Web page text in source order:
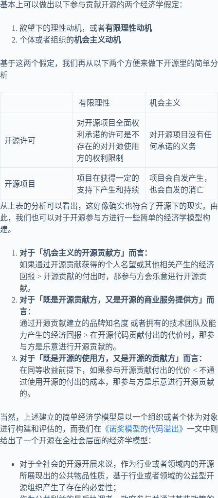
基本上可以做出以下参与贡献开源的两个经济学假定：
欲望下的理性动机，或者有限理性动机
个体或者组织的机会主义动机
基于这两个假定，我们再从以下两个方便来做下开源里的简单分
析
有限理性 机会主义
开源许可
对开源项目全面权
利承诺的许可是不
存在的对开源使用
方的权利限制
对开源项目没有任
何承诺的义务
开源项目
项目在获得一定的
支持下产生和持续
项目会自发产生，
也会自发的消亡
从上表的分析可以看出，这好像确实也符合了开源下的现实。由
此，我们也可以对于开源参与方进行一些简单的经济学模型构
建。
对于「机会主义的开源贡献方」而言：
如果通过开源贡献获得的个人名望或其他相关产生的经济
回报 > 开源贡献的付出时，那参与方会乐意进行开源贡
献。
对于「既是开源贡献方，又是开源的商业服务提供方」而
言：
通过开源贡献建立的品牌知名度 或者拥有的技术团队及能
力产生的经济回报 > 在开源代码贡献付出的代价时，那参
与方是乐意进行开源贡献的。
对于「既是开源的使用方，又是开源的贡献方」而言：
在同等收益前提下，如果参与开源贡献付出的代价 < 不通
过使用开源的付出的成本，那参与方是乐意进行开源贡献
的。
当然，上述建立的简单经济学模型是以一个组织或者个体为对象
进行构建和评估的，而我们在 《诺奖模型的代码溢出》 一文中则
给出了一个开源在全社会层面的经济学模型：
对于全社会的开源开展来说，作为行业或者领域内的开源
所展现出的公共物品性质，基于行业或者领域的公益型开
源组织产生了存在的必要性；